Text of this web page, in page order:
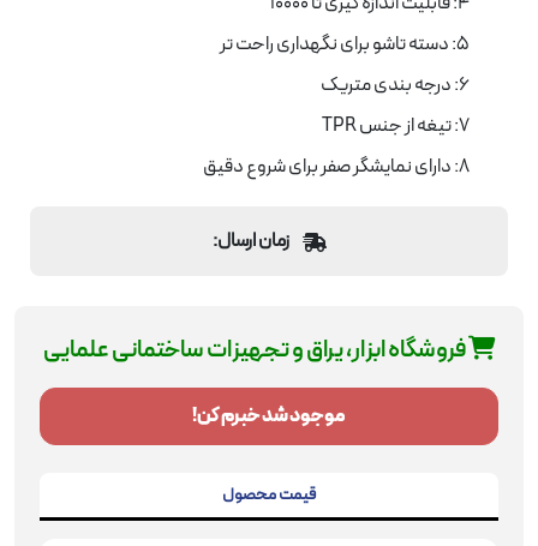
5: دسته تاشو برای نگهداری راحت تر
6: درجه بندی متریک
7: تیغه از جنس TPR
8: دارای نمایشگر صفر برای شروع دقیق
زمان ارسال:
فروشگاه ابزار، یراق و تجهیزات ساختمانی علمایی
موجود شد خبرم کن!
قیمت محصول